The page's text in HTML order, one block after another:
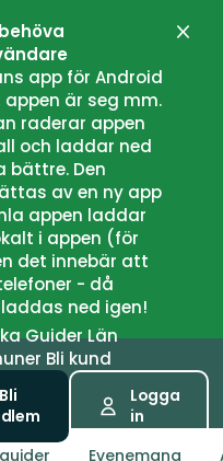
app för Android
är seg mm.
raderar appen
och laddar ned
bättre. Den
av en ny app
appen laddar
i appen (för
det innebär att
- då
ned igen!
GuiderLän
Bli kund
Bli
Logga
in
Evenemang